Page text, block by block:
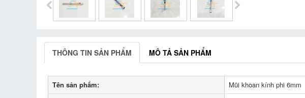
THÔNG TIN SẢN PHẨM MÔ TẢ SẢN PHẨM
Tên sản phẩm:
Mũi khoan kính phi 6mm